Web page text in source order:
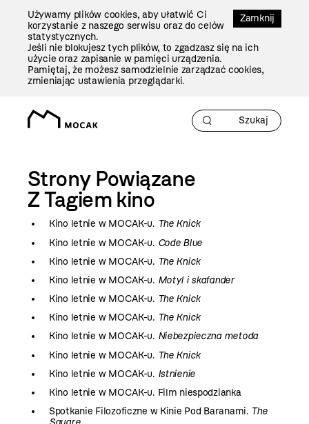
Zamknij
Używamy plików cookies, aby ułatwić Ci
korzystanie z naszego serwisu oraz do celów
statystycznych.
Jeśli nie blokujesz tych plików, to zgadzasz się na ich
użycie oraz zapisanie w pamięci urządzenia.
Pamiętaj, że możesz samodzielnie zarządzać cookies,
zmieniając ustawienia przeglądarki.
Strony Powiązane
Z Tagiem kino
Kino letnie w MOCAK-u. The Knick
Kino letnie w MOCAK-u. Code Blue
Kino letnie w MOCAK-u. The Knick
Kino letnie w MOCAK-u. Motyl i skafander
Kino letnie w MOCAK-u. The Knick
Kino letnie w MOCAK-u. The Knick
Kino letnie w MOCAK-u. Niebezpieczna metoda
Kino letnie w MOCAK-u. The Knick
Kino letnie w MOCAK-u. Istnienie
Kino letnie w MOCAK-u. Film niespodzianka
Spotkanie Filozoficzne w Kinie Pod Baranami. The